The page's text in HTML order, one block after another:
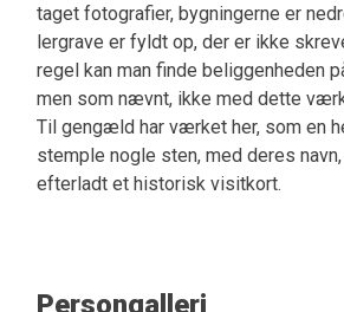
taget fotografier, bygningerne er
lergrave er fyldt op, der er ikke
regel kan man finde beliggenheden
men som nævnt, ikke med dette
Til gengæld har værket her, som en
stemple nogle sten, med deres
efterladt et historisk visitkort.
Persongalleri